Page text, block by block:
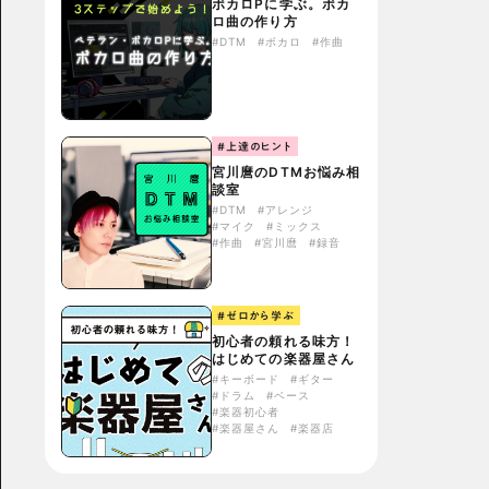
ボカロPに学ぶ。ボカ
ロ曲の作り方
#DTM #ボカロ #作曲
#上達のヒント
宮川麿のDTMお悩み相
談室
#DTM
#アレンジ
#マイク
#ミックス
#作曲
#宮川麿 #録音
#ゼロから学ぶ
初心者の頼れる味方！
はじめての楽器屋さん
#キーボード
#ギター
#ドラム
#ベース
#楽器初心者
#楽器屋さん
#楽器店